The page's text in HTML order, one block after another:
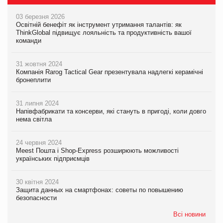
03 березня 2026
Освітній бенефіт як інструмент утримання талантів: як
ThinkGlobal підвищує лояльність та продуктивність вашої
команди
31 жовтня 2024
Компанія Rarog Tactical Gear презентувала надлегкі керамічні
бронеплити
31 липня 2024
Напівфабрикати та консерви, які стануть в пригоді, коли довго
нема світла
24 червня 2024
Meest Пошта і Shop-Express розширюють можливості
українських підприємців
30 квітня 2024
Защита данных на смартфонах: советы по повышению
безопасности
Всі новини